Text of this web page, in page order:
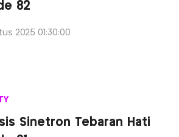
82
2025 01:30:00
Sinetron Tebaran Hati